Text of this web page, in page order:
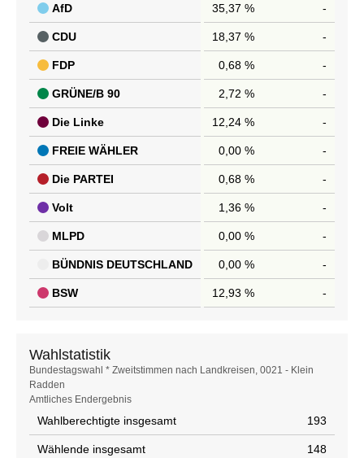
AfD 35,37 % -
CDU 18,37 % -
FDP 0,68 % -
GRÜNE/B 90 2,72 % -
Die Linke 12,24 % -
FREIE WÄHLER 0,00 % -
Die PARTEI 0,68 % -
Volt 1,36 % -
MLPD 0,00 % -
BÜNDNIS DEUTSCHLAND 0,00 % -
BSW 12,93 % -
Wahlstatistik
Wahlstatistik
Bundestagswahl * Zweitstimmen nach Landkreisen, 0021 - Klein
Radden
Amtliches Endergebnis
Wahlberechtigte insgesamt 193
Wählende insgesamt 148